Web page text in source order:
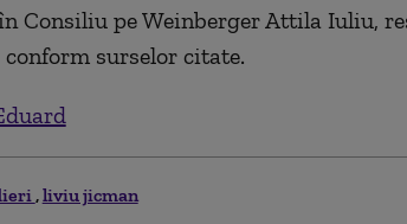
Consiliu pe Weinberger Attila Iuliu,
surselor citate.
liviu jicman